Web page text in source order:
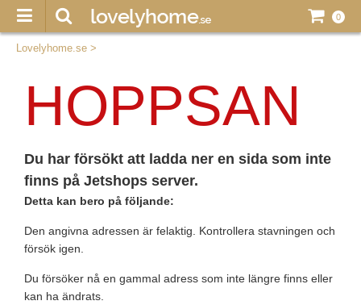
0
Lovelyhome.se >
HOPPSAN
Du har försökt att ladda ner en sida som inte
finns på Jetshops server.
Detta kan bero på följande:
Den angivna adressen är felaktig. Kontrollera stavningen och
försök igen.
Du försöker nå en gammal adress som inte längre finns eller
kan ha ändrats.